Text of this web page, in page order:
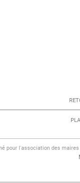
pour l'association des